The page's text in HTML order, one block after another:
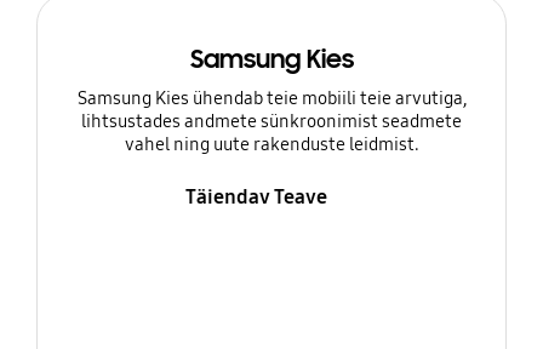
Samsung Kies
Samsung Kies ühendab teie mobiili teie arvutiga,
lihtsustades andmete sünkroonimist seadmete
vahel ning uute rakenduste leidmist.
Täiendav Teave